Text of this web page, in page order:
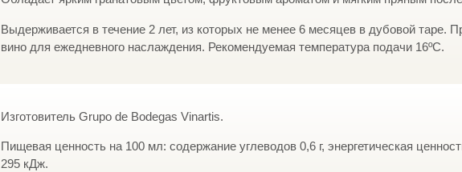
Выдерживается в течение 2 лет, из которых не менее 6 месяцев в дубовой таре.
вино для ежедневного наслаждения. Рекомендуемая температура подачи 16ºС.
Изготовитель Grupo de Bodegas Vinartis.
Пищевая ценность на 100 мл: содержание углеводов 0,6 г, энергетическая
295 кДж.